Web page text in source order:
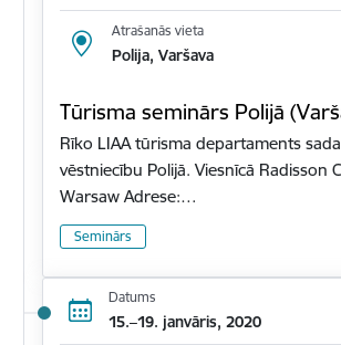
Atrašanās vieta
Polija, Varšava
Tūrisma seminārs Polijā
Rīko LIAA tūrisma departaments
vēstniecību Polijā. Viesnīcā Radisson
Warsaw Adrese:…
Seminārs
Datums
15.–19. janvāris, 2020